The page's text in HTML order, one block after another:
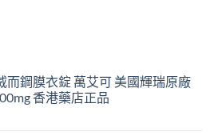
而鋼膜衣錠 萬艾可 美國輝瑞原廠
香港藥店正品